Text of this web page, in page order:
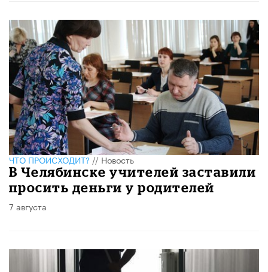
ЧТО ПРОИСХОДИТ?//Новость
​В Челябинске учителей заставили
просить деньги у родителей
7 августа